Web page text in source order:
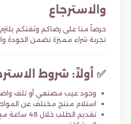
والاسترجاع
حرصاً منا على رضاكم وثقتكم
تجربة شراء مميزة تضمن الجودة
✅ أولاً: شروط
وجود عيب مصنعي أو تلف واضح
استلام منتج مختلف عن
تقديم الطلب